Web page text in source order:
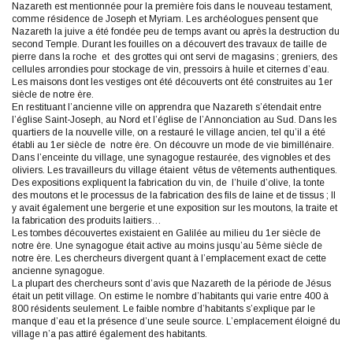
Nazareth est mentionnée pour la première fois dans le nouveau testament,
comme résidence de Joseph et Myriam. Les archéologues pensent que
Nazareth la juive a été fondée peu de temps avant ou après la destruction du
second Temple. Durant les fouilles on a découvert des travaux de taille de
pierre dans la roche et des grottes qui ont servi de magasins ; greniers, des
cellules arrondies pour stockage de vin, pressoirs à huile et citernes d’eau.
Les maisons dont les vestiges ont été découverts ont été construites au 1er
siècle de notre ère.
En restituant l’ancienne ville on apprendra que Nazareth s’étendait entre
l’église Saint-Joseph, au Nord et l’église de l’Annonciation au Sud. Dans les
quartiers de la nouvelle ville, on a restauré le village ancien, tel qu’il a été
établi au 1er siècle de notre ère. On découvre un mode de vie bimillénaire.
Dans l’enceinte du village, une synagogue restaurée, des vignobles et des
oliviers. Les travailleurs du village étaient vêtus de vêtements authentiques.
Des expositions expliquent la fabrication du vin, de l’huile d’olive, la tonte
des moutons et le processus de la fabrication des fils de laine et de tissus ; Il
y avait également une bergerie et une exposition sur les moutons, la traite et
la fabrication des produits laitiers…
Les tombes découvertes existaient en Galilée au milieu du 1er siècle de
notre ère. Une synagogue était active au moins jusqu’au 5ème siècle de
notre ère. Les chercheurs divergent quant à l’emplacement exact de cette
ancienne synagogue.
La plupart des chercheurs sont d’avis que Nazareth de la période de Jésus
était un petit village. On estime le nombre d’habitants qui varie entre 400 à
800 résidents seulement. Le faible nombre d’habitants s’explique par le
manque d’eau et la présence d’une seule source. L’emplacement éloigné du
village n’a pas attiré également des habitants.